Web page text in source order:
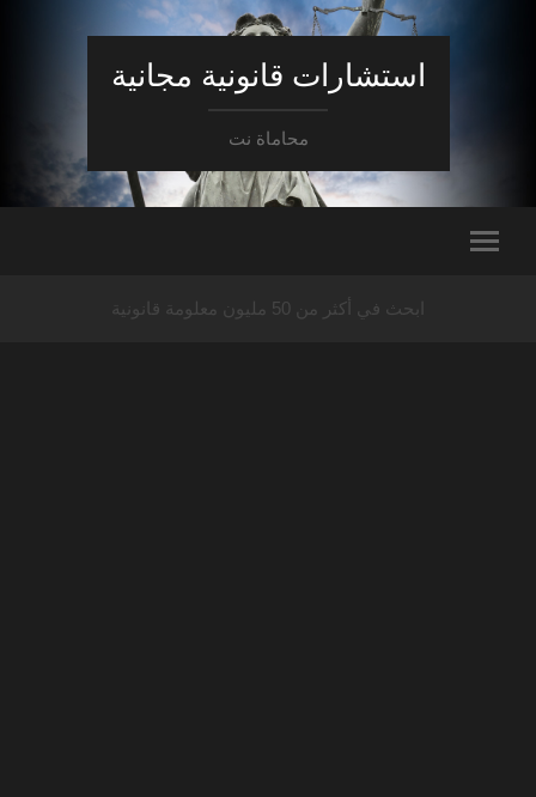
استشارات قانونية مجانية
محاماة نت
ابحث في أكثر من 50 مليون معلومة قانونية